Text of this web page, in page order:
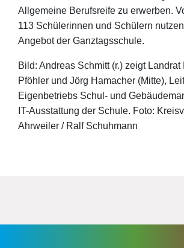
Allgemeine Berufsreife zu erwerben.
113 Schülerinnen und Schülern
Angebot der Ganztagsschule.
Bild: Andreas Schmitt (r.) zeigt Landrat
Pföhler und Jörg Hamacher (Mitte),
Eigenbetriebs Schul- und
IT-Ausstattung der Schule. Foto:
Ahrweiler / Ralf Schuhmann